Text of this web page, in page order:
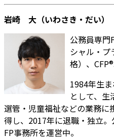
岩崎 大（いわさき・だい）
公務員専門
シャル・プ
格）、CFP®
1984年生
として、生
選管・児童福祉などの業務に
得し、2017年に退職・独立
FP事務所を運営中。